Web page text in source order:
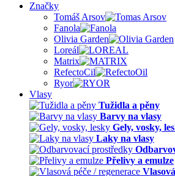
Značky
Tomáš Arsov
Fanola
Olivia Garden
Loreál
Matrix
RefectoCil
Ryor
Vlasy
Tužidla a pěny
Barvy na vlasy
Gely, vosky,
Laky na vlasy
Přelivy a emulze